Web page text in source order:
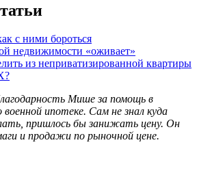
с ними бороться
недвижимости «оживает»
из неприватизированной квартиры
Мише за помощь в
ипотеке. Сам не знал куда
пришлось бы занижать цену. Он
и продажи по рыночной цене.